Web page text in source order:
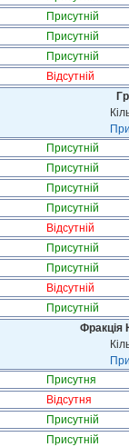
Присутній
Присутній
Присутній
Відсутній
Присутній
Присутній
Присутній
Присутній
Відсутній
Присутній
Присутній
Відсутній
Присутній
Фракція
Присутня
Відсутня
Присутній
Присутній